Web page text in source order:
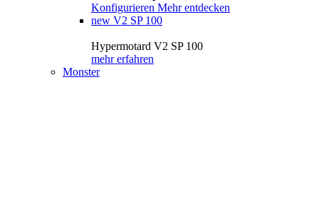
Konfigurieren Mehr entdecken
new V2 SP 100
Hypermotard V2 SP 100
mehr erfahren
Monster